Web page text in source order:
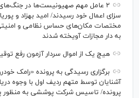
سزای اعمال خود رسیدند/ امید بهزاد و
مختصات مکان‌های حساس نظامی و
به دار مجازات آویخته شدند
هیچ یک از اموال سردار آزمون رفع
برگزاری رسیدگی به پرونده «رامک
آشنایان توسط متهم ردیف اول با وجوه
پرونده/ تاسیس شرکت پوششی به منظور